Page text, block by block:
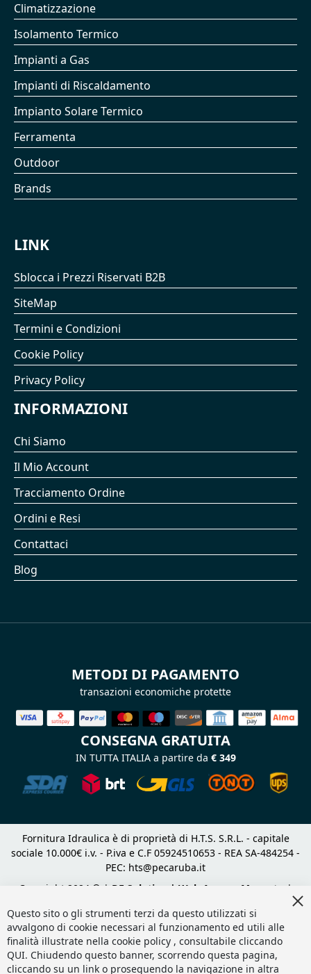
Climatizzazione
Isolamento Termico
Impianti a Gas
Impianti di Riscaldamento
Impianto Solare Termico
Ferramenta
Outdoor
Brands
LINK
Sblocca i Prezzi Riservati B2B
SiteMap
Termini e Condizioni
Cookie Policy
Privacy Policy
INFORMAZIONI
Chi Siamo
Il Mio Account
Tracciamento Ordine
Ordini e Resi
Contattaci
Blog
METODI DI PAGAMENTO
transazioni economiche protette
CONSEGNA GRATUITA
IN TUTTA ITALIA a partire da € 349
Fornitura Idraulica è di proprietà di H.T.S. S.R.L. - capitale
sociale 10.000€ i.v. - P.iva e C.F 05924510653 - REA SA-484254 -
PEC: hts@pecaruba.it
Copyright 2024 © | DF Solution | Web Agency Magento
|
Questo sito o gli strumenti terzi da questo utilizzati si
avvalgono di cookie necessari al funzionamento ed utili alle
finalità illustrate nella cookie policy , consultabile cliccando
QUI. Chiudendo questo banner, scorrendo questa pagina,
cliccando su un link o proseguendo la navigazione in altra